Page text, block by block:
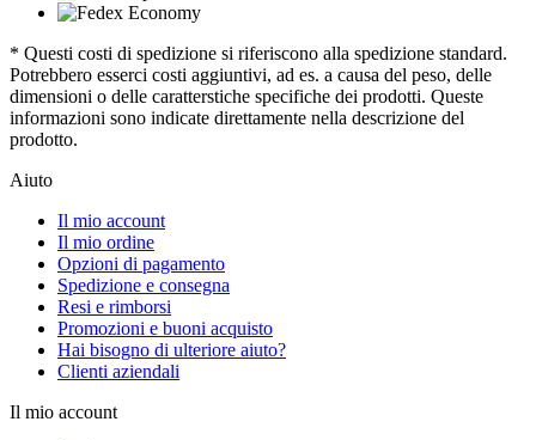
* Questi costi di spedizione si riferiscono alla spedizione standard.
Potrebbero esserci costi aggiuntivi, ad es. a causa del peso, delle
dimensioni o delle caratterstiche specifiche dei prodotti. Queste
informazioni sono indicate direttamente nella descrizione del
prodotto.
Aiuto
Il mio account
Il mio ordine
Opzioni di pagamento
Spedizione e consegna
Resi e rimborsi
Promozioni e buoni acquisto
Hai bisogno di ulteriore aiuto?
Clienti aziendali
Il mio account